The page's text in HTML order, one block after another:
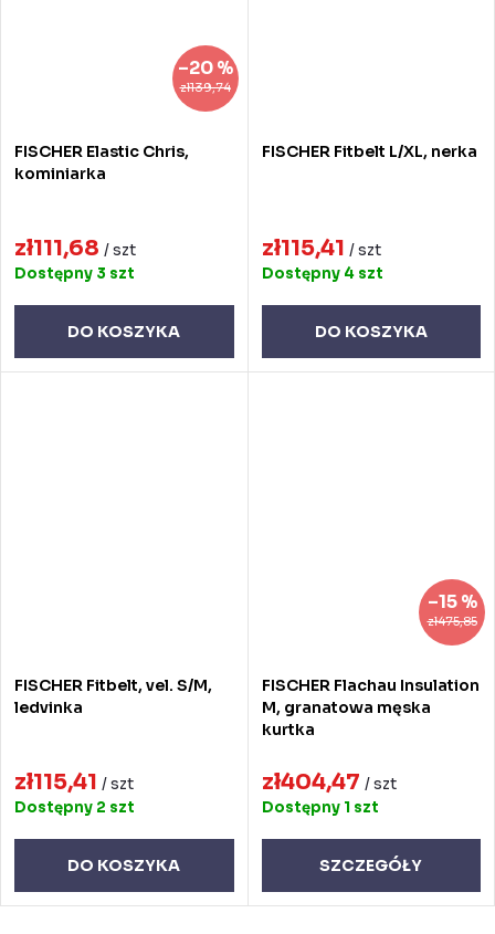
zł139,74
–20 %
FISCHER Elastic Chris,
kominiarka
zł111,68 / szt
Dostępny 3 szt
DO KOSZYKA
FISCHER Fitbelt L/XL, nerka
zł115,41 / szt
Dostępny 4 szt
DO KOSZYKA
FISCHER Fitbelt, vel. S/M,
ledvinka
zł115,41 / szt
Dostępny 2 szt
DO KOSZYKA
zł475,85
–15 %
FISCHER Flachau Insulation
M, granatowa męska
kurtka
zł404,47 / szt
Dostępny 1 szt
SZCZEGÓŁY